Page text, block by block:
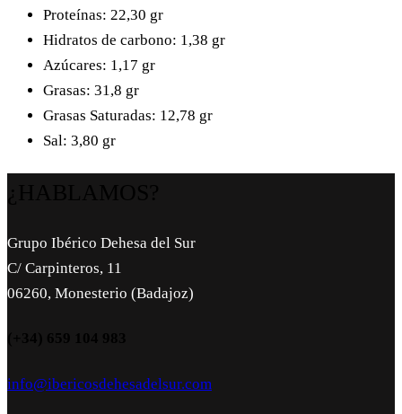
Proteínas: 22,30 gr
Hidratos de carbono: 1,38 gr
Azúcares: 1,17 gr
Grasas: 31,8 gr
Grasas Saturadas: 12,78 gr
Sal: 3,80 gr
Grupo Ibérico Dehesa del Sur
C/ Carpinteros, 11
06260, Monesterio (Badajoz)
info@ibericosdehesadelsur.com